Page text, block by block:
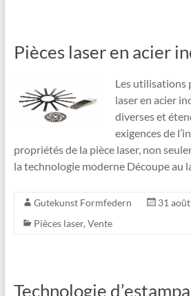
Pièces laser en acier
Les utilisations
laser en acier
diverses et
exigences de
propriétés de la pièce laser, non
la technologie moderne Découpe au
Gutekunst Formfedern
31
Pièces laser, Vente
Technologie